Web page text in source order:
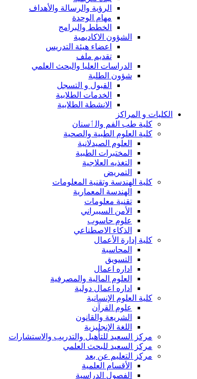
الرؤية والرسالة والأهداف
مهام الوحدة
الخطط والبرامج
الشؤون الاكاديمية
اعضاء هيئة التدريس
تقديم ملف
الدراسات العليا والبحث العلمي
شؤون الطلبة
القبول و التسجل
الخدمات الطلابية
الانشطة الطلابية
الكليات و المراكز
كلية طب الفم والٲسنان
كلية العلوم الطبية والصحية
العلوم الصيدلانية
المختبرات الطبية
التغذيه العلاجية
التمريض
كلية الهندسة وتقنية المعلومات
الهندسة المعمارية
تقنية معلومات
الأمن السيبراني
علوم حاسوب
الذكاء الاصطناعي
كلية إدارة الأعمال
المحاسبة
التسويق
اداره اعمال
العلوم المالية والمصرفية
اداره اعمال دولية
كلية العلوم الإنسانية
علوم القرآن
الشريعة والقانون
اللغة الإنجليزية
مركز السعيد للتأهيل والتدريب والاستشارات
مركز السعيد للبحث العلمي
مركز التعليم عن بعد
الأقسام العلمية
الفصول الدراسية